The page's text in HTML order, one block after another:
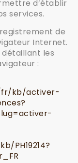
d’établir
services.
de
Internet.
les
:
fr/kb/activer-
PH19214?